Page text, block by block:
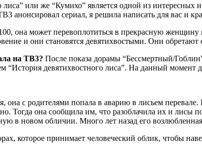
или же “Кумихо” является одной из интересных
анонсировал сериал, я решила написать для вас и
она может перевоплотиться в прекрасную
и они становятся девятихвостыми. Они
на ТВ3? После показа дорамы “Бессмертный/
девятихвостного лиса”. На данный момент
с родителями попала в аварию в лисьем
Тогда она сообщила им, что разоблачила их и
в новом обличии. Много лет назад его
которое принимает человеческий облик, чтобы